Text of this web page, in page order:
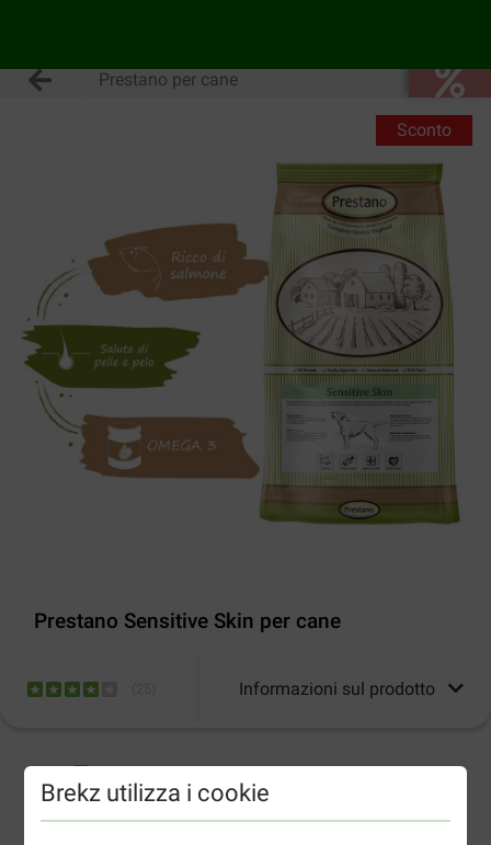
Brekz utilizza i cookie
Prestano per cane
Sconto
Prestano Sensitive Skin per cane
Informazioni sul prodotto